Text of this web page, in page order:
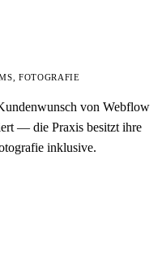
FOTOGRAFIE
von Webflow
— die Praxis besitzt ihre
inklusive.